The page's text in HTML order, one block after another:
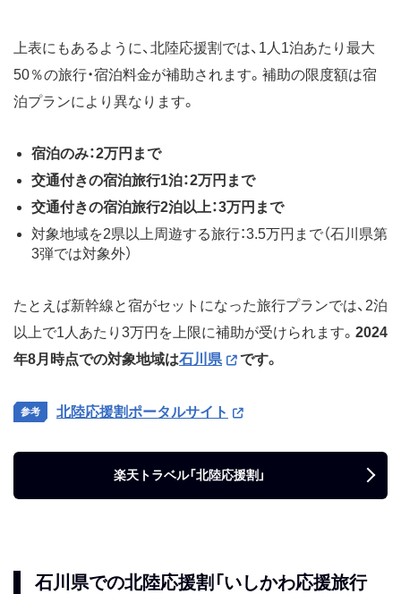
上表にもあるように、北陸応援割では、1人1泊あたり最大
50％の旅行・宿泊料金が補助されます。補助の限度額は宿
泊プランにより異なります。
宿泊のみ：2万円まで
交通付きの宿泊旅行1泊：2万円まで
交通付きの宿泊旅行2泊以上：3万円まで
対象地域を2県以上周遊する旅行：3.5万円まで（石川県第
3弾では対象外）
たとえば新幹線と宿がセットになった旅行プランでは、2泊
以上で1人あたり3万円を上限に補助が受けられます。 2024
年8月時点での対象地域は石川県 です。
北陸応援割ポータルサイト
楽天トラベル「北陸応援割」
石川県での北陸応援割「いしかわ応援旅行